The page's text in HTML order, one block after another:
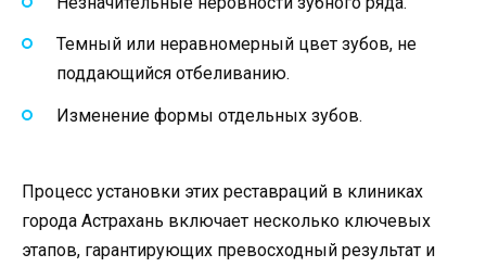
Темный или неравномерный цвет зубов, не
поддающийся отбеливанию.
Изменение формы отдельных зубов.
Процесс установки этих реставраций в клиниках
города Астрахань включает несколько ключевых
этапов, гарантирующих превосходный результат и